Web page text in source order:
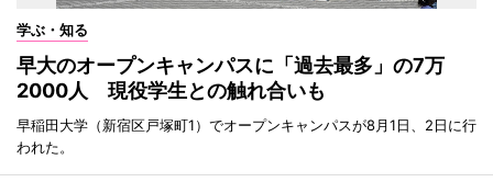
学ぶ・知る
早大のオープンキャンパスに「過去最多」の7万
2000人 現役学生との触れ合いも
早稲田大学（新宿区戸塚町1）でオープンキャンパスが8月1日、2日に行
われた。